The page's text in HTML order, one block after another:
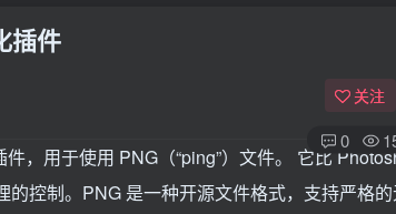
插件
关注
0
，用于使用 PNG（“ping”）文件。 它比
控制。PNG 是一种开源文件格式，支持严格